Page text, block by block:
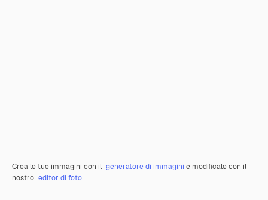
Crea le tue immagini con il generatore di immagini e modificale con il
nostro editor di foto.